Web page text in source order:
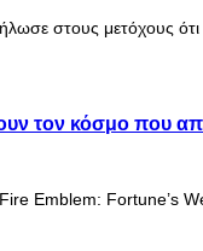
στους μετόχους ότι
τον κόσμο που
Emblem: Fortune’s